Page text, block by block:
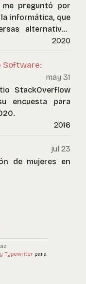
preguntó por
informática, que
alternativas
por Margaret
2020
Software:
may 31
StackOverflow
encuesta para
2016
jul 23
de mujeres en
Typewriter para